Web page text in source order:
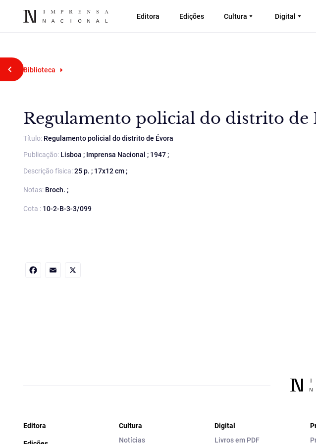
Editora Edições Cultura Digital
Voltar atrás
Biblioteca
Regulamento policial do distrito de
Título: Regulamento policial do distrito de Évora
Publicação: Lisboa ; Imprensa Nacional ; 1947 ;
Descrição física:25 p. ; 17x12 cm ;
Notas: Broch. ;
Cota : 10-2-B-3-3/099
Editora
Cultura
Notícias
Digital
Livros em PDF